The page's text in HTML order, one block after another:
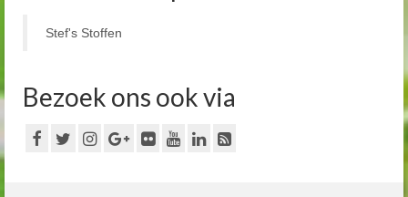
Stef's Stoffen
Bezoek ons ook via